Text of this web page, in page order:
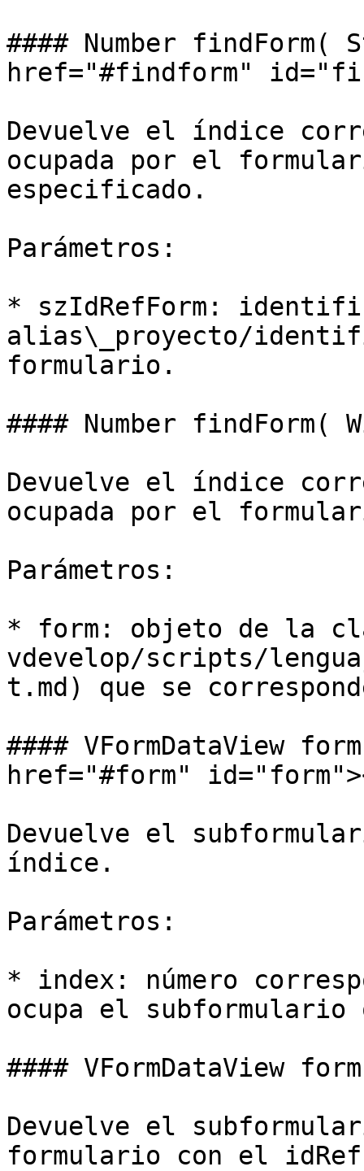
#### Number findForm(
href="#findform"
Devuelve el índice
ocupada por el
especificado.
Parámetros:
* szIdRefForm:
alias\_proyecto/
formulario.
#### Number findForm(
Devuelve el índice
ocupada por el
Parámetros:
* form: objeto de la
vdevelop/scripts/
t.md) que se
#### VFormDataView
href="#form"
Devuelve el
índice.
Parámetros:
* index: número
ocupa el subformulario
#### VFormDataView
Devuelve el
formulario con el